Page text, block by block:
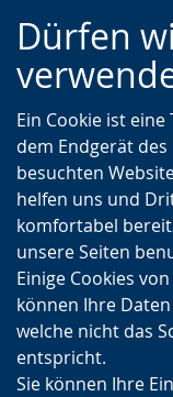
Dürfen
Ein Cookie ist
dem Endgerät
besuchten
helfen uns und
komfortabel
unsere Seiten
Einige Cookies
können Ihre
welche nicht das
entspricht.
Sie können Ihre